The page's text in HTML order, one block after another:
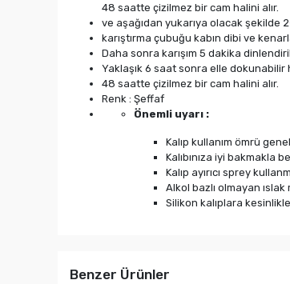
48 saatte çizilmez bir cam halini alır.
ve aşağıdan yukarıya olacak şekilde
karıştırma çubuğu kabın dibi ve
Daha sonra karışım 5 dakika
Yaklaşık 6 saat sonra elle
48 saatte çizilmez bir cam halini alır.
Renk : Şeffaf
Önemli uyarı :
Kalıp kullanım ömrü
Kalıbınıza iyi bakmakla
Kalıp ayırıcı sprey
Alkol bazlı olmayan
Silikon kalıplara
Benzer Ürünler